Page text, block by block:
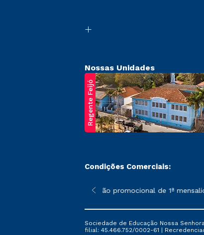
Nossas Unidades
Regente Feijó
Condições Comerciais:
sofrer alterações nos períodos de rematrícula
*A condição promocional de 1ª
Sociedade de Educação Nossa
filial: 45.466.752/0002-61 |